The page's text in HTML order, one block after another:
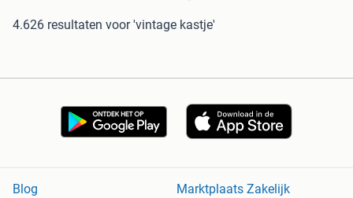
4.626 resultaten voor 'vintage kastje'
Blog
Marktplaats Zakelijk